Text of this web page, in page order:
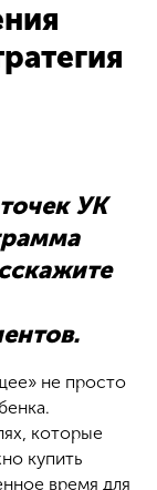
УК
не просто
которые
купить
время для